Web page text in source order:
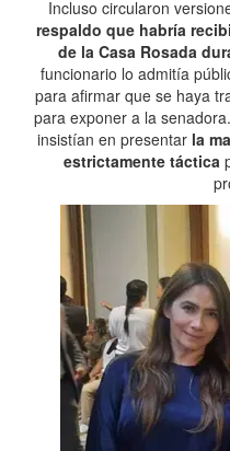
Incluso circularon
respaldo que habría
de la Casa Rosada
funcionario lo admitía
para afirmar que se haya
para exponer a la
insistían en presentar la
estrictamente táctica